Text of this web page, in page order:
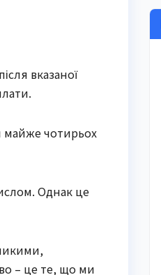
вказаної
майже чотирьох
Однак це
– це те, що ми